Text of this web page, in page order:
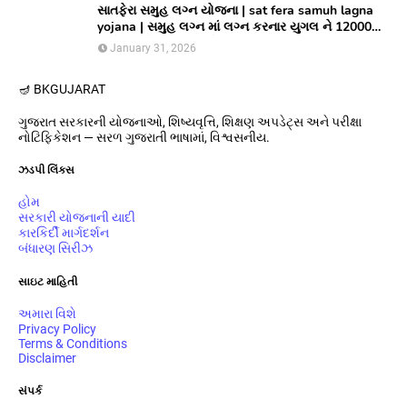
સાતફેરા સમુહ લગ્ન યોજના | sat fera samuh lagna
yojana | સમુહ લગ્ન માં લગ્ન કરનાર યુગલ ને 12000
અને આયોજક સંસ્થાને યુગલ દિઠ ૩૦૦૦૦/ ની સહાય
આપતી યોજના
January 31, 2026
🪔 BKGUJARAT
ગુજરાત સરકારની યોજનાઓ, શિષ્યવૃત્તિ, શિક્ષણ અપડેટ્સ અને પરીક્ષા
નોટિફિકેશન — સરળ ગુજરાતી ભાષામાં, વિશ્વસનીય.
ઝડપી લિંક્સ
હોમ
સરકારી યોજનાની યાદી
કારકિર્દી માર્ગદર્શન
બંધારણ સિરીઝ
સાઇટ માહિતી
અમારા વિશે
Privacy Policy
Terms & Conditions
Disclaimer
સંપર્ક